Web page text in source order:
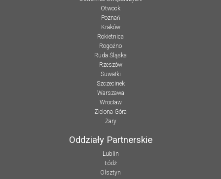
Otwock
Poznań
Kraków
Rokietnica
Rogoźno
Ruda Śląska
Rzeszów
Suwałki
Szczecinek
Warszawa
Wrocław
Zielona Góra
Żary
Oddziały Partnerskie
Lublin
Łódź
Olsztyn